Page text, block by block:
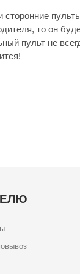
сторонние
то он
пульт не